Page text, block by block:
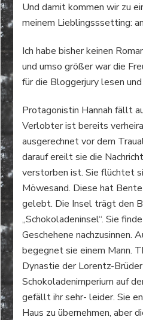
Und damit kommen wir zu
meinem Lieblingsssetting:
Ich habe bisher keinen
und umso größer war die
für die Bloggerjury lesen
Protagonistin Hannah fällt
Verlobter ist bereits
ausgerechnet vor dem
darauf ereilt sie die
verstorben ist. Sie flüchtet
Möwesand. Diese hat
gelebt. Die Insel trägt den
„Schokoladeninsel“. Sie
Geschehene nachzusinnen.
begegnet sie einem Mann.
Dynastie der Lorentz-
Schokoladenimperium auf
gefällt ihr sehr- leider. Sie
Haus zu übernehmen, aber